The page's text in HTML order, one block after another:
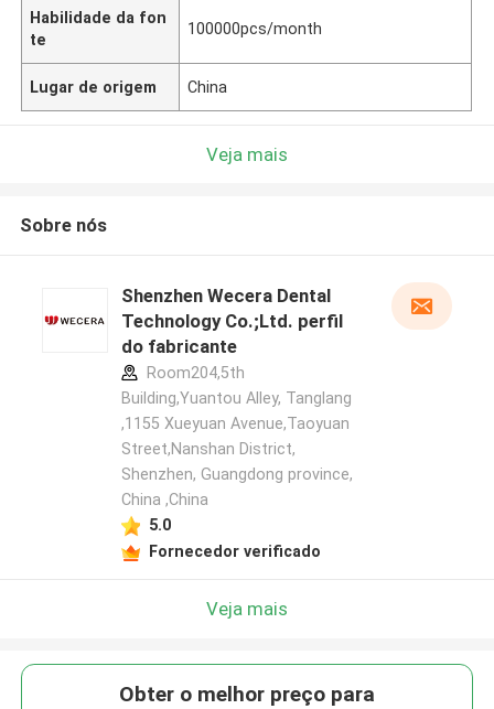
Habilidade da fon
te
100000pcs/month
Lugar de origem China
Veja mais
Sobre nós
Shenzhen Wecera Dental
Technology Co.;Ltd. perfil
do fabricante
Room204,5th
Building,Yuantou Alley, Tanglang
,1155 Xueyuan Avenue,Taoyuan
Street,Nanshan District,
Shenzhen, Guangdong province,
China ,China
5.0
Fornecedor verificado
Veja mais
Obter o melhor preço para